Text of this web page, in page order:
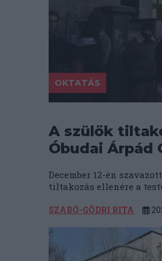
OKTATÁS
A szülők
Óbudai
December 12-én
tiltakozás ellenére a
SZABÓ-GÖDRI RITA